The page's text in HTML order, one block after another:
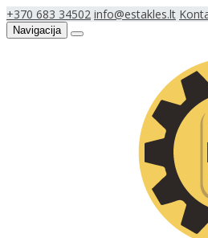
+370 683 34502 info@estakles.lt
Navigacija